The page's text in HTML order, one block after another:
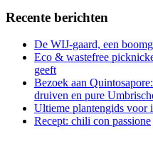
Recente berichten
De WIJ-gaard, een
Eco & wastefree
geeft
Bezoek aan
druiven en pure
Ultieme plantengids voor
Recept: chili con passione